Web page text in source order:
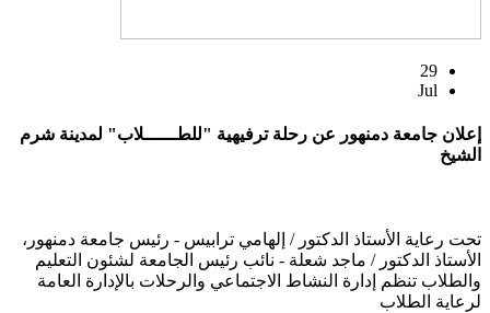
29
Jul
إعلان جامعة دمنهور عن رحلة ترفيهية "للطــــــلاب" لمدينة شرم
الشيخ
تحت رعاية الأستاذ الدكتور / إلهامي ترابيس - رئيس جامعة دمنهور،
الأستاذ الدكتور / ماجد شعلة - نائب رئيس الجامعة لشئون التعليم
والطلاب تنظم إدارة النشاط الاجتماعي والرحلات بالإدارة العامة
لرعاية الطلاب